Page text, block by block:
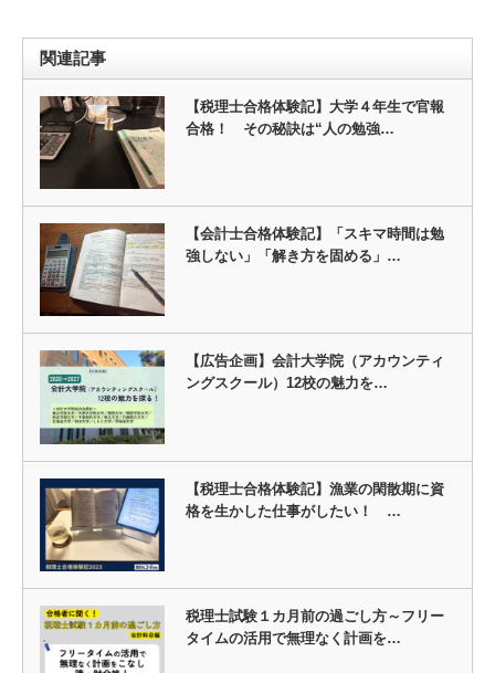
関連記事
【税理士合格体験記】大学４年生で官報
合格！ その秘訣は“人の勉強…
【会計士合格体験記】「スキマ時間は勉
強しない」「解き方を固める」…
【広告企画】会計大学院（アカウンティ
ングスクール）12校の魅力を…
【税理士合格体験記】漁業の閑散期に資
格を生かした仕事がしたい！ …
税理士試験１カ月前の過ごし方～フリー
タイムの活用で無理なく計画を…